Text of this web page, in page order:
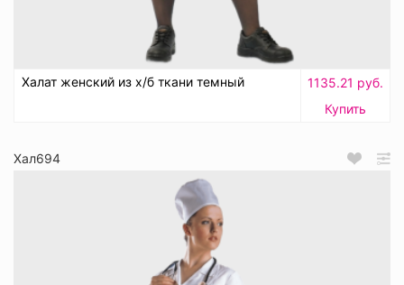
Халат женский из х/б ткани темный
1135.21 руб.
Купить
Хал694